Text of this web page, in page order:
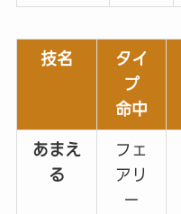
技名
タイ
プ
命中
あまえ
る
フェ
アリ
ー